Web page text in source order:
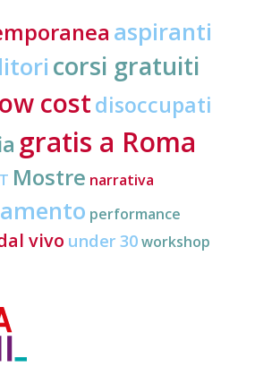
aspiranti
corsi gratuiti
costdisoccupati
gratis a Roma
Mostre narrativa
performance
vivo under 30workshop